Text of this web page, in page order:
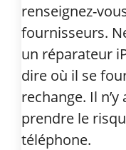
renseignez-
fournisseurs.
un réparateur
dire où il se
rechange. Il
prendre le
téléphone.